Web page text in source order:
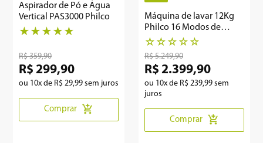
Aspirador de Pó e Água
Vertical PAS3000 Philco
★ ★ ★ ★ ★
R$ 359,90
R$ 299,90
ou 10x de R$ 29,99 sem juros
Comprar
Máquina de lavar 12Kg
Philco 16 Modos de
operação PLR12A
☆ ☆ ☆ ☆ ☆
R$ 5.249,90
R$ 2.399,90
ou 10x de R$ 239,99 sem
juros
Comprar